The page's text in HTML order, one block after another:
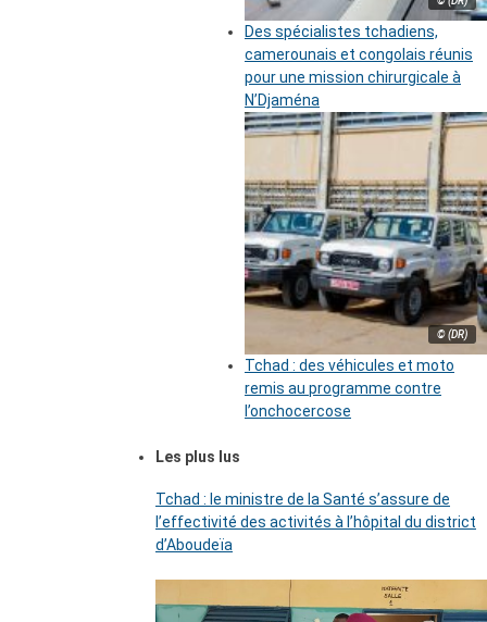
Des spécialistes tchadiens,
camerounais et congolais réunis
pour une mission chirurgicale à
N’Djaména
© (DR)
Tchad : des véhicules et moto
remis au programme contre
l’onchocercose
Les plus lus
Tchad : le ministre de la Santé s’assure de
l’effectivité des activités à l’hôpital du district
d’Aboudeïa